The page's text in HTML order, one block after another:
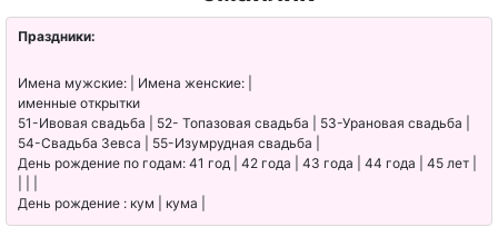
Праздники:
Имена мужские: | Имена женские: |
именные открытки
51-Ивовая свадьба | 52- Топазовая свадьба | 53-Урановая свадьба |
54-Свадьба Зевса | 55-Изумрудная свадьба |
День рождение по годам: 41 год | 42 года | 43 года | 44 года | 45 лет |
День рождение : кум | кума |